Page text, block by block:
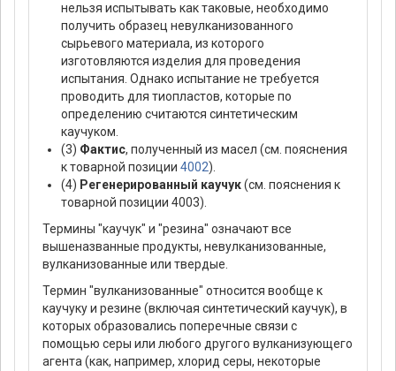
нельзя испытывать как таковые, необходимо
получить образец невулканизованного
сырьевого материала, из которого
изготовляются изделия для проведения
испытания. Однако испытание не требуется
проводить для тиопластов, которые по
определению считаются синтетическим
каучуком.
(3) Фактис, полученный из масел (см. пояснения
к товарной позиции 4002).
(4) Регенерированный каучук(см. пояснения к
товарной позиции 4003).
Термины "каучук" и "резина" означают все
вышеназванные продукты, невулканизованные,
вулканизованные или твердые.
Термин "вулканизованные" относится вообще к
каучуку и резине (включая синтетический каучук), в
которых образовались поперечные связи с
помощью серы или любого другого вулканизующего
агента (как, например, хлорид серы, некоторые